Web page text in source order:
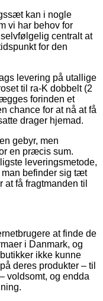
kan i nogle
vi har behov for
centralt at
for den
levering på utallige
til ra-K dobbelt (2
forinden et
chance for at nå at få
drager hjemad.
gebyr, men
en præcis sum.
leveringsmetode,
befinder sig tæt
få fragtmanden til
at finde de
i Danmark, og
ikke kunne
deres produkter – til
voldsomt, og endda